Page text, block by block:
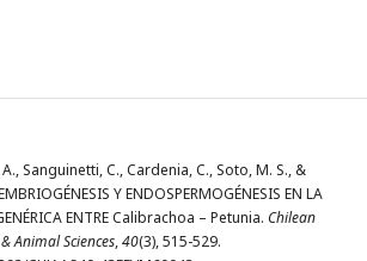
Sanguinetti, C., Cardenia, C., Soto, M. S., &
Y ENDOSPERMOGÉNESIS EN LA
ENTRE Calibrachoa – Petunia. Chilean
Animal Sciences,40(3), 515-529.